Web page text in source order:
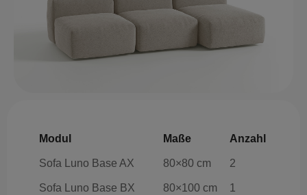
Modul Maße Anzahl
Sofa Luno Base AX 80×80 cm 2
Sofa Luno Base BX 80×100 cm 1